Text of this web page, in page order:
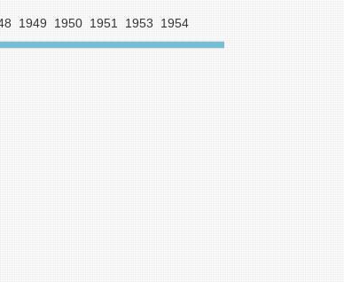
1949 1950 1951 1953
1954